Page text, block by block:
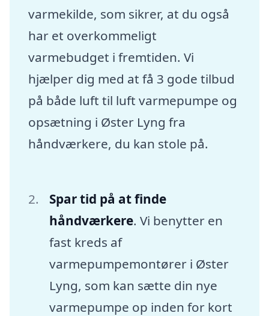
varmekilde, som sikrer, at du også
har et overkommeligt
varmebudget i fremtiden. Vi
hjælper dig med at få 3 gode tilbud
på både luft til luft varmepumpe og
opsætning i Øster Lyng fra
håndværkere, du kan stole på.
Spar tid på at finde
håndværkere. Vi benytter en
fast kreds af
varmepumpemontører i Øster
Lyng, som kan sætte din nye
varmepumpe op inden for kort